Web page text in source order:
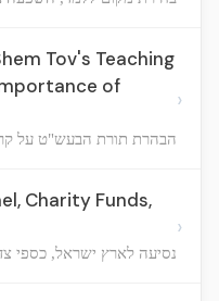
Tov's Teaching
of
הבהרת תורת הבעש"ט על
›
Charity Funds,
נסיעה לארץ ישראל, כספי
›